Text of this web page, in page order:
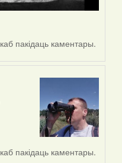
каб пакідаць каментары.
каб пакідаць каментары.